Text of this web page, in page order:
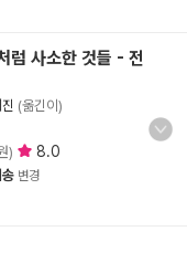
럼 사소한 것들 - 전
(옮긴이)
) 8.0
변경